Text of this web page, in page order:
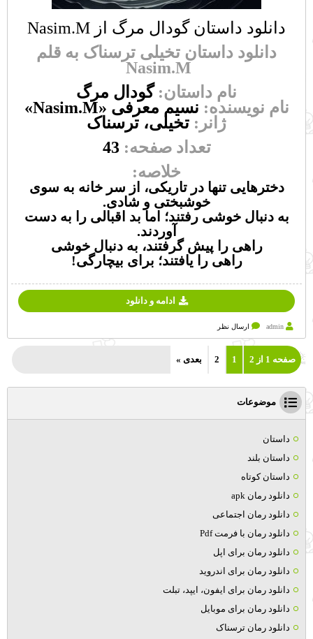
دانلود داستان گودال مرگ از Nasim.M
دانلود داستان تخیلی ترسناک به قلم
Nasim.M
نام داستان: گودال مرگ
نام نویسنده: نسیم معرفی «Nasim.M»
ژانر: تخیلی، ترسناک
تعداد صفحه: 43
خلاصه:
دخترهایی تنها در تاریکی، از سر خانه‌ به سوی
خوشبختی و شادی.
به دنبال خوشی رفتند؛ اما بد اقبالی را به دست
آوردند.
راهی را پیش گرفتند، به دنبال خوشی
راهی را یافتند؛ برای بیچارگی!
ادامه و دانلود
admin ارسال نظر
صفحه 1 از 2 1
2 بعدی »
موضوعات
داستان
داستان بلند
داستان کوتاه
دانلود رمان apk
دانلود رمان اجتماعی
دانلود رمان با فرمت Pdf
دانلود رمان برای اپل
دانلود رمان برای اندروید
دانلود رمان برای ایفون، ایپد، تبلت
دانلود رمان برای موبایل
دانلود رمان ترسناک